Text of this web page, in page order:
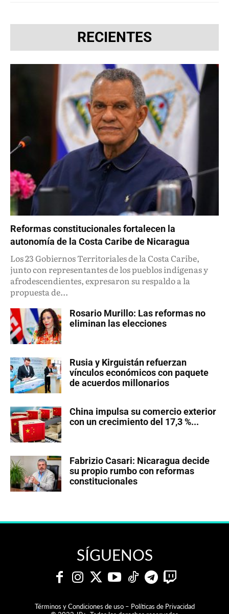
RECIENTES
Reformas constitucionales fortalecen la
autonomía de la Costa Caribe de Nicaragua
Los 23 Gobiernos Territoriales de la Costa Caribe,
junto con representantes de los pueblos indígenas y
afrodescendientes, expresaron su respaldo a la
propuesta de...
Rosario Murillo: Las reformas no
eliminan las elecciones
Rusia y Kirguistán refuerzan
vínculos económicos con paquete
de acuerdos millonarios
China impulsa su comercio exterior
con un crecimiento del 17,3 %...
Fabrizio Casari: Nicaragua decide
su propio rumbo con reformas
constitucionales
SÍGUENOS
Términos y Condiciones de uso – Políticas de Privacidad